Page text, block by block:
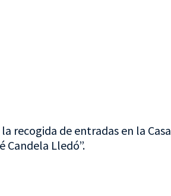
recogida de entradas en la Casa
Candela Lledó”.